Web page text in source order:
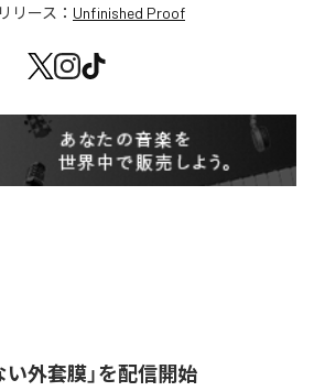
リース： Unfinished Proof
い外套膜」を配信開始